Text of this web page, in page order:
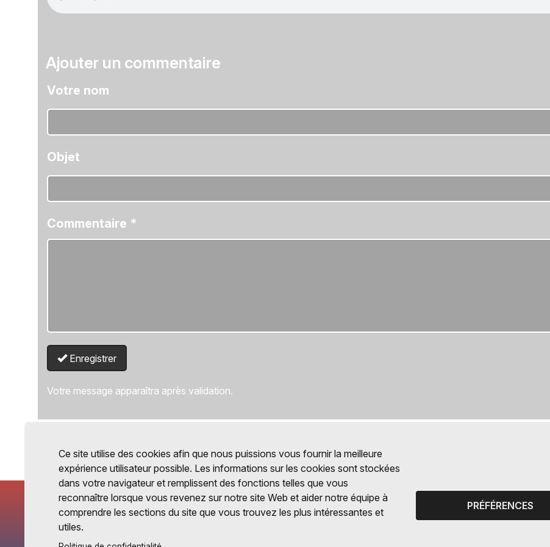
Ajouter un commentaire
Votre nom
Objet
Commentaire *
Enregistrer
Votre message apparaîtra après validation.
Ce site utilise des cookies afin que nous puissions vous fournir la meilleure
expérience utilisateur possible. Les informations sur les cookies sont stockées
dans votre navigateur et remplissent des fonctions telles que vous
reconnaître lorsque vous revenez sur notre site Web et aider notre équipe à
comprendre les sections du site que vous trouvez les plus intéressantes et
utiles.
PRÉFÉRENCES